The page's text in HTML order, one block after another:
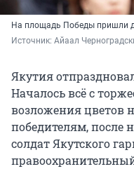
На площадь Победы пришли
Источник: Айаал
Якутия
Началось всё с
возложения цветов
победителям, после
солдат Якутского